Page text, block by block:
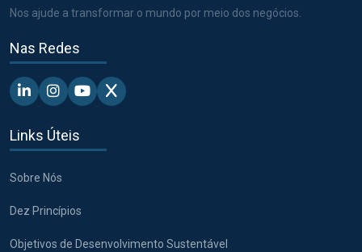
Nos ajude a transformar o mundo por meio dos negócios.
Nas Redes
Linkedin - Pacto Global BR
Instagram - Pacto Global BR
Youtube - Pacto Global BR
X - Pacto Global BR
Links Úteis
Sobre Nós
Dez Princípios
Objetivos de Desenvolvimento Sustentável